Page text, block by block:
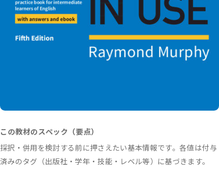
この教材のスペック（要点）
採択・併用を検討する前に押さえたい基本情報です。各値は付与
済みのタグ（出版社・学年・技能・レベル等）に基づきます。